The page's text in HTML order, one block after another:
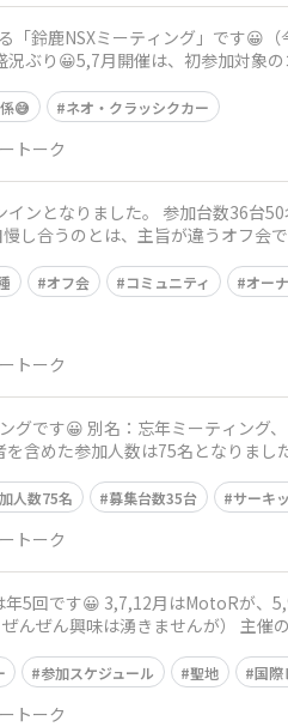
鈴鹿NSXミーティング」です😀
ぶり😀5,7月開催は、初参加対象
😅 ネオ・クラッシクカー
トーク
が違うオフ会です👍 S2000が、やっとこの雰囲
オフ会 コミュニティ オー
トーク
含めた参加人数は75名となりま
人数75名 募集台数35台 サーキ
トーク
ぜん興味は湧きませんが） 主催
参加スケジュール 聖地 国際
トーク